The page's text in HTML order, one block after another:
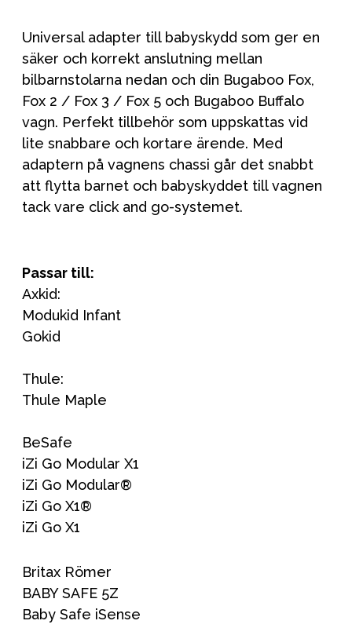
Universal adapter till babyskydd som ger en
säker och korrekt anslutning mellan
bilbarnstolarna nedan och din Bugaboo Fox,
Fox 2 / Fox 3 / Fox 5 och Bugaboo Buffalo
vagn. Perfekt tillbehör som uppskattas vid
lite snabbare och kortare ärende. Med
adaptern på vagnens chassi går det snabbt
att flytta barnet och babyskyddet till vagnen
tack vare click and go-systemet.
Passar till:
Axkid:
Modukid Infant
Gokid
Thule:
Thule Maple
BeSafe
iZi Go Modular X1
iZi Go Modular®
iZi Go X1®
iZi Go X1
Britax Römer
BABY SAFE 5Z
Baby Safe iSense